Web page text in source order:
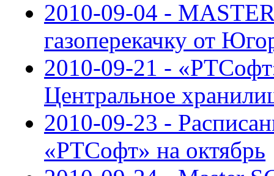
2010-09-04 -
газоперекачку от
2010-09-21 -
Центральное
2010-09-23 -
«РТСофт» на октябрь